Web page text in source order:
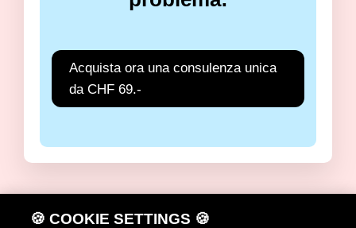
Acquista ora una consulenza unica
da CHF 69.-
🍪 COOKIE SETTINGS 🍪